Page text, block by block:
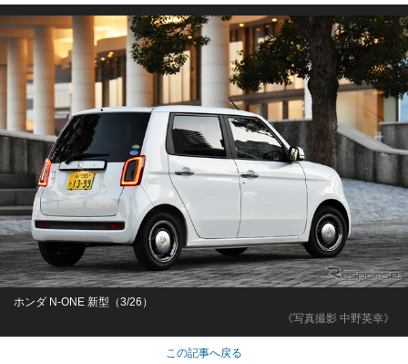
《写真撮影 中野英幸》
ホンダ N-ONE 新型（3/26）
この記事へ戻る